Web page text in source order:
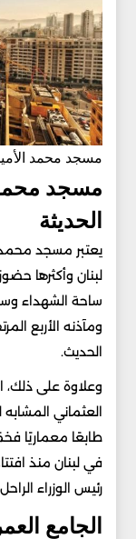
مسجد محمد
مسجد محمد
الحديثة
يعتبر مسجد
لبنان وأكثرها
ساحة الشهداء
ومآذنه الأربع
الحديث.
وعلاوة على
العثماني
طابعًا معماريًا
رئيس الوزراء
الجامع